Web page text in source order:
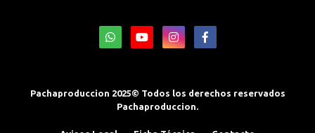
Pachaproduccion 2025© Todos los derechos reservados
Pachaproduccion.